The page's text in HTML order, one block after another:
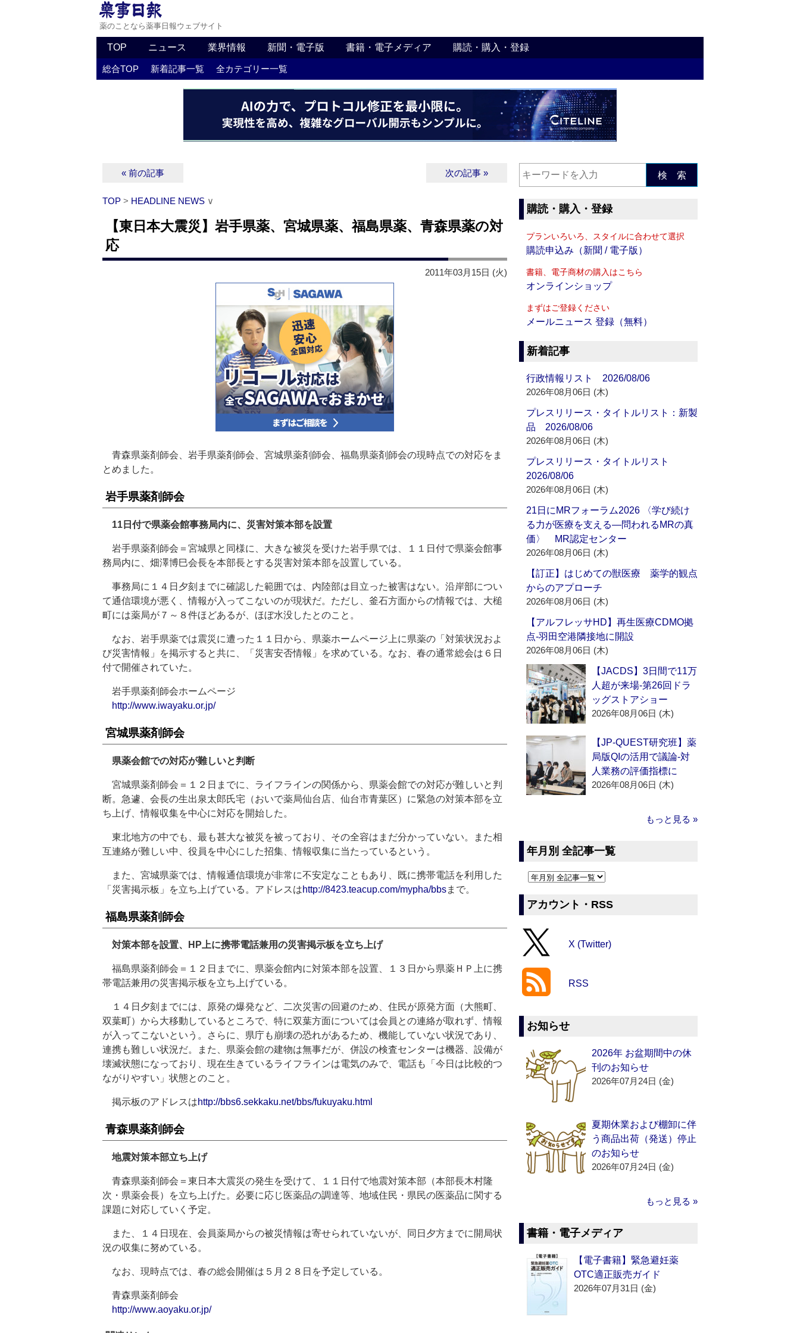
薬のことなら薬事日報ウェブサイト
TOP ニュース 業界情報 新聞・電子版 書籍・電子メディア 購読・購入・登録
総合TOP 新着記事一覧 全カテゴリー一覧
« 前の記事 次の記事 »
TOP > HEADLINE NEWS ∨
【東日本大震災】岩手県薬、宮城県薬、福島県薬、青森県薬の対
応
2011年03月15日 (火)
青森県薬剤師会、岩手県薬剤師会、宮城県薬剤師会、福島県薬剤師会の現時点での対応をま
とめました。
岩手県薬剤師会
11日付で県薬会館事務局内に、災害対策本部を設置
岩手県薬剤師会＝宮城県と同様に、大きな被災を受けた岩手県では、１１日付で県薬会館事
務局内に、畑澤博巳会長を本部長とする災害対策本部を設置している。
事務局に１４日夕刻までに確認した範囲では、内陸部は目立った被害はない。沿岸部につい
て通信環境が悪く、情報が入ってこないのが現状だ。ただし、釜石方面からの情報では、大槌
町には薬局が７～８件ほどあるが、ほぼ水没したとのこと。
なお、岩手県薬では震災に遭った１１日から、県薬ホームページ上に県薬の「対策状況およ
び災害情報」を掲示すると共に、「災害安否情報」を求めている。なお、春の通常総会は６日
付で開催されていた。
岩手県薬剤師会ホームページ
http://www.iwayaku.or.jp/
宮城県薬剤師会
県薬会館での対応が難しいと判断
宮城県薬剤師会＝１２日までに、ライフラインの関係から、県薬会館での対応が難しいと判
断。急遽、会長の生出泉太郎氏宅（おいで薬局仙台店、仙台市青葉区）に緊急の対策本部を立
ち上げ、情報収集を中心に対応を開始した。
東北地方の中でも、最も甚大な被災を被っており、その全容はまだ分かっていない。また相
互連絡が難しい中、役員を中心にした招集、情報収集に当たっているという。
また、宮城県薬では、情報通信環境が非常に不安定なこともあり、既に携帯電話を利用した
「災害掲示板」を立ち上げている。アドレスはhttp://8423.teacup.com/mypha/bbsまで。
福島県薬剤師会
対策本部を設置、HP上に携帯電話兼用の災害掲示板を立ち上げ
福島県薬剤師会＝１２日までに、県薬会館内に対策本部を設置、１３日から県薬ＨＰ上に携
帯電話兼用の災害掲示板を立ち上げている。
１４日夕刻までには、原発の爆発など、二次災害の回避のため、住民が原発方面（大熊町、
双葉町）から大移動しているところで、特に双葉方面については会員との連絡が取れず、情報
が入ってこないという。さらに、県庁も崩壊の恐れがあるため、機能していない状況であり、
連携も難しい状況だ。また、県薬会館の建物は無事だが、併設の検査センターは機器、設備が
壊滅状態になっており、現在生きているライフラインは電気のみで、電話も「今日は比較的つ
ながりやすい」状態とのこと。
掲示板のアドレスはhttp://bbs6.sekkaku.net/bbs/fukuyaku.html
青森県薬剤師会
地震対策本部立ち上げ
青森県薬剤師会＝東日本大震災の発生を受けて、１１日付で地震対策本部（本部長木村隆
次・県薬会長）を立ち上げた。必要に応じ医薬品の調達等、地域住民・県民の医薬品に関する
課題に対応していく予定。
また、１４日現在、会員薬局からの被災情報は寄せられていないが、同日夕方までに開局状
況の収集に努めている。
なお、現時点では、春の総会開催は５月２８日を予定している。
青森県薬剤師会
http://www.aoyaku.or.jp/
検 索
購読・購入・登録
プランいろいろ、スタイルに合わせて選択
購読申込み（新聞 / 電子版）
書籍、電子商材の購入はこちら
オンラインショップ
まずはご登録ください
メールニュース 登録（無料）
新着記事
行政情報リスト 2026/08/06
2026年08月06日 (木)
プレスリリース・タイトルリスト：新製
品 2026/08/06
2026年08月06日 (木)
プレスリリース・タイトルリスト
2026/08/06
2026年08月06日 (木)
21日にMRフォーラム2026 〈学び続け
る力が医療を支える―問われるMRの真
価〉 MR認定センター
2026年08月06日 (木)
【訂正】はじめての獣医療 薬学的観点
からのアプローチ
2026年08月06日 (木)
【アルフレッサHD】再生医療CDMO拠
点‐羽田空港隣接地に開設
2026年08月06日 (木)
【JACDS】3日間で11万
人超が来場‐第26回ドラ
ッグストアショー
2026年08月06日 (木)
【JP-QUEST研究班】薬
局版QIの活用で議論‐対
人業務の評価指標に
2026年08月06日 (木)
もっと見る »
年月別 全記事一覧
アカウント・RSS
X (Twitter)
RSS
お知らせ
2026年 お盆期間中の休
刊のお知らせ
2026年07月24日 (金)
夏期休業および棚卸に伴
う商品出荷（発送）停止
のお知らせ
2026年07月24日 (金)
もっと見る »
書籍・電子メディア
【電子書籍】緊急避妊薬
OTC適正販売ガイド
2026年07月31日 (金)